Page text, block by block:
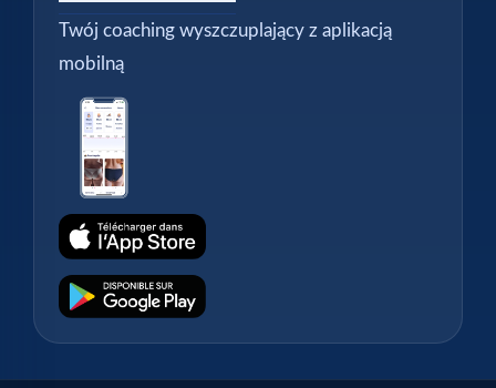
Twój coaching wyszczuplający z aplikacją
mobilną